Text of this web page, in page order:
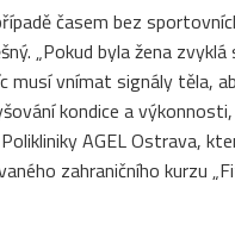
časem bez
„Pokud byla žena
musí vnímat signály těla,
kondice a
AGEL Ostrava,
zahraničního kurzu